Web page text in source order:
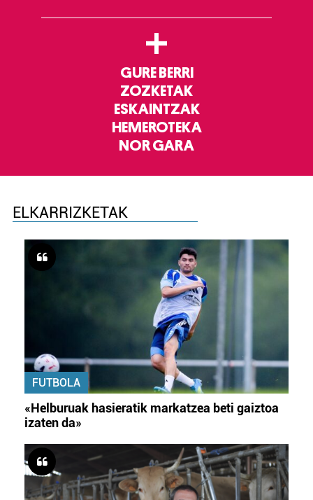
+
GURE BERRI
ZOZKETAK
ESKAINTZAK
HEMEROTEKA
NOR GARA
ELKARRIZKETAK
FUTBOLA
«Helburuak hasieratik markatzea beti gaiztoa
izaten da»